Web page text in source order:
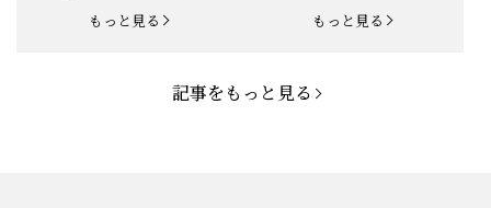
お知らせ 2025.4.28 「母の日企画」開催中！
もっと見る もっと見る
記事をもっと見る